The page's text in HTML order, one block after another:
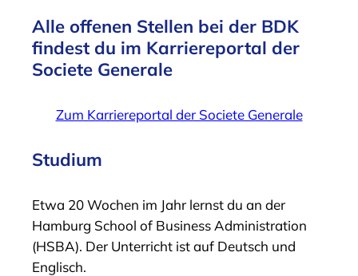
Alle offenen Stellen bei der BDK
findest du im Karriereportal der
Societe Generale
Zum Karriereportal der Societe Generale
Studium
Etwa 20 Wochen im Jahr lernst du an der
Hamburg School of Business Administration
(HSBA). Der Unterricht ist auf Deutsch und
Englisch.